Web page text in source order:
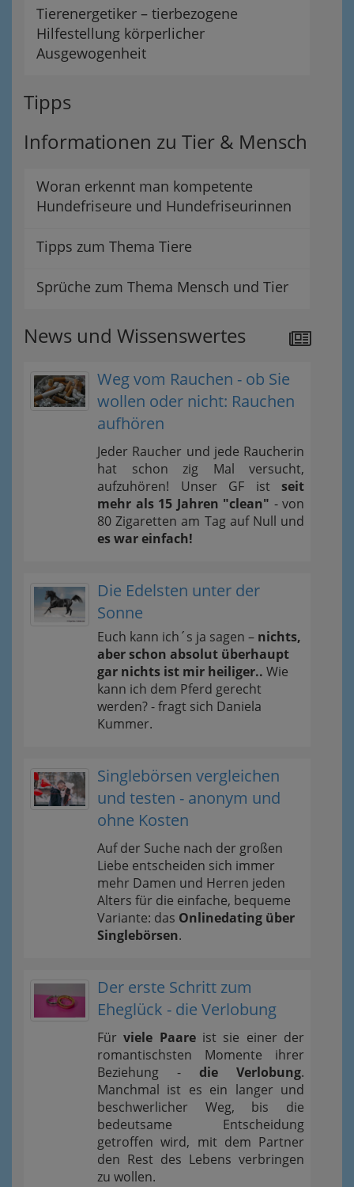
Tierenergetiker – tierbezogene
Hilfestellung körperlicher
Ausgewogenheit
Tipps
Informationen zu Tier & Mensch
Woran erkennt man kompetente
Hundefriseure und Hundefriseurinnen
Tipps zum Thema Tiere
Sprüche zum Thema Mensch und Tier
News und Wissenswertes
Weg vom Rauchen - ob Sie
wollen oder nicht: Rauchen
aufhören
Jeder Raucher und jede Raucherin
hat schon zig Mal versucht,
aufzuhören! Unser GF ist seit
mehr als 15 Jahren "clean" - von
80 Zigaretten am Tag auf Null und
es war einfach!
Die Edelsten unter der
Sonne
Euch kann ich´s ja sagen – nichts,
aber schon absolut überhaupt
gar nichts ist mir heiliger.. Wie
kann ich dem Pferd gerecht
werden? - fragt sich Daniela
Kummer.
Singlebörsen vergleichen
und testen - anonym und
ohne Kosten
Auf der Suche nach der großen
Liebe entscheiden sich immer
mehr Damen und Herren jeden
Alters für die einfache, bequeme
Variante: das Onlinedating über
Singlebörsen.
Der erste Schritt zum
Eheglück - die Verlobung
Fürviele Paareist sie einer der
romantischsten Momente ihrer
Beziehung - die Verlobung.
Manchmal ist es ein langer und
beschwerlicher Weg, bis die
bedeutsame Entscheidung
getroffen wird, mit dem Partner
den Rest des Lebens verbringen
zu wollen.